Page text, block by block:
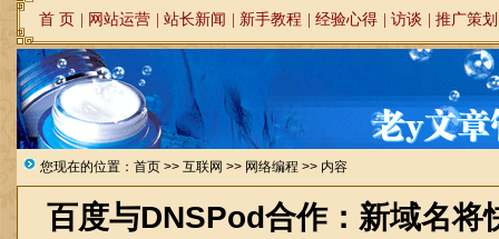
首 页 网站运营 站长新闻 新手教程 经验心得 访谈 推广策划
您现在的位置： 首页 >> 互联网 >> 网络编程 >> 内容
百度与DNSPod合作：新域名将